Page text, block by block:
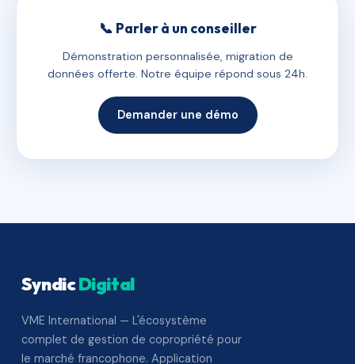
📞 Parler à un conseiller
Démonstration personnalisée, migration de
données offerte. Notre équipe répond sous 24h.
Demander une démo
SyndicDigital
VME International — L'écosystème
complet de gestion de copropriété pour
le marché francophone. Application